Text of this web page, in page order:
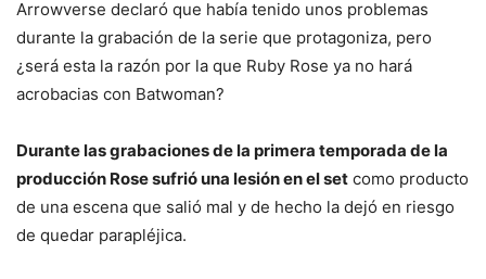
Arrowverse declaró que había tenido unos problemas
durante la grabación de la serie que protagoniza, pero
¿será esta la razón por la que Ruby Rose ya no hará
acrobacias con Batwoman?
Durante las grabaciones de la primera temporada de la
producción Rose sufrió una lesión en el set como producto
de una escena que salió mal y de hecho la dejó en riesgo
de quedar parapléjica.